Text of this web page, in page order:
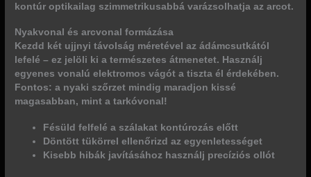
kontúr optikailag szimmetrikusabbá varázsolhatja az arcot.
Nyakvonal és arcvonal formázása
Kezdd két ujjnyi távolság méretével az ádámcsutkától
lefelé – ez jelöli ki a természetes átmenetet. Használj
egyenes vonalú elektromos vágót a tiszta él érdekében.
Fontos: a nyaki szőrzet mindig maradjon kissé
magasabban, mint a tarkóvonal!
Fésüld felfelé a szálakat kontúrozás előtt
Döntött tükörrel ellenőrizd az egyenletességet
Kisebb hibák javításához használj precíziós ollót